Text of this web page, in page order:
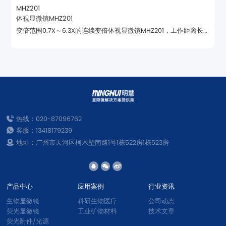
MHZ201
体视显微镜MHZ201
热线：020-87096762
客服：13418179239
地址：广州市天河区柯木塱南路1号1栋522房1栋523房
产品中心
生物显微镜
荧光显微镜
荧光附件/光源
应用案例
科研生物医疗
工业矿物材料
行业资讯
公司动态
技术文章